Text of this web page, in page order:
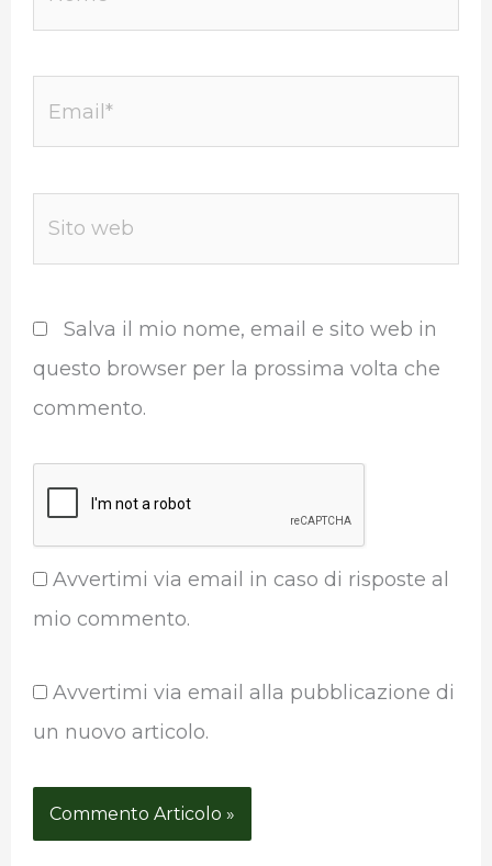
Salva il mio nome, email e sito web in
questo browser per la prossima volta che
commento.
Avvertimi via email in caso di risposte al
mio commento.
Avvertimi via email alla pubblicazione di
un nuovo articolo.